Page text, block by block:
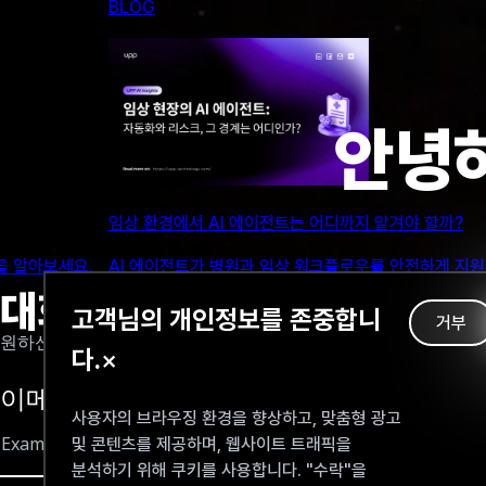
고객님의 개인정보를 존중합니
다.×
사용자의 브라우징 환경을 향상하고, 맞춤형 광고
및 콘텐츠를 제공하며, 웹사이트 트래픽을
분석하기 위해 쿠키를 사용합니다. "수락"을
거부
컴플라이언스, 감독, AI 거버넌스를 알아봅니다.
UPP 글로벌 테
UPP 글로벌 테
안녕
대화하기
원하신 정보를 이메일로 보내드립니다
이메일을 입력해 주세요